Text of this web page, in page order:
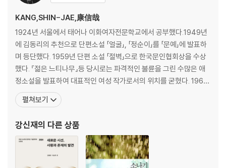
KANG,SHIN-JAE,康信哉
1924년 서울에서 태어나 이화여자전문학교에서 공부했다.1949년
에 김동리의 추천으로 단편소설 「얼굴」, 「정순이」를 「문예」에 발표하
며 등단했다. 1959년 단편 소설 「절벽」으로 한국문인협회상을 수상
했다. 『젊은 느티나무』등 당시로는 파격적인 불륜을 그린 수많은 애
정소설을 발표하여 대표적인 여성 작가로서의 위치를 굳혔다. 1967
년 장편 소설 『이 찬란한 슬픔을』로 여류문학상을 받았고, 1984년에
는 장편 소설 『사도세자빈』으로 중앙문화대상, 1988년에는 같은 작
민들레'(1962), '파도'(1963)에
펼쳐보기
강신재의 다른 상품